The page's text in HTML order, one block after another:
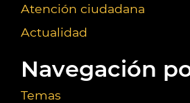
Atención ciudadana
Actualidad
Navegación
Temas